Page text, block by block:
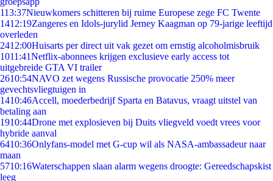
113:37Nieuwkomers schitteren bij ruime Europese zege FC Twente
1412:19Zangeres en Idols-jurylid Jerney Kaagman op 79-jarige leeftijd
overleden
2412:00Huisarts per direct uit vak gezet om ernstig alcoholmisbruik
1011:41Netflix-abonnees krijgen exclusieve early access tot
uitgebreide GTA VI trailer
2610:54NAVO zet wegens Russische provocatie 250% meer
gevechtsvliegtuigen in
1410:46Accell, moederbedrijf Sparta en Batavus, vraagt uitstel van
betaling aan
1910:44Drone met explosieven bij Duits vliegveld voedt vrees voor
hybride aanval
6410:36Onlyfans-model met G-cup wil als NASA-ambassadeur naar
maan
5710:16Waterschappen slaan alarm wegens droogte: Gereedschapskist
leeg